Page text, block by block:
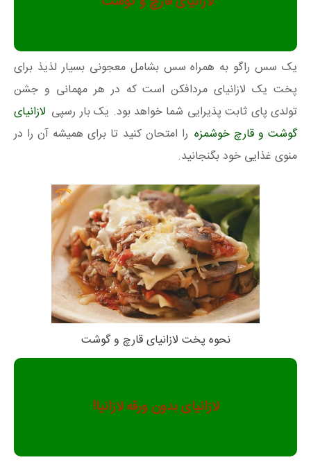
یک سس راگو به همراه سس بشامل معجونی بسیار لذیذ برای
پخت یک لازانیای مردافکن است که در هر مهمانی و جشن
تولدی پای ثابت پذیرایی شما خواهد بود. یک بار رسپی لازانیای
گوشت و قارچ خوشمزه را امتحان کنید تا برای همیشه آن را در
منوی غذایی خود بگنجانید.
نحوه پخت لازانیای قارچ و گوشت
لازانیای بدون ورقه لازانیا!